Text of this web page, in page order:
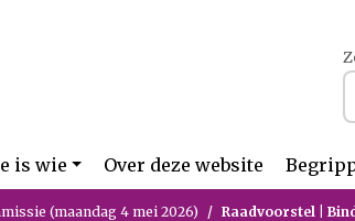
is wie Over deze website
(maandag 4 mei 2026) Raadvoorstel | Bindend adviesrecht aanvraag omgevingsvergunning